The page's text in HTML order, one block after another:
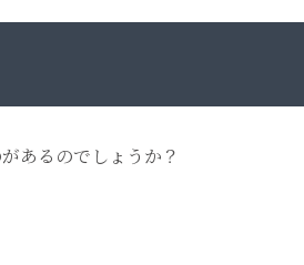
あるのでしょうか？